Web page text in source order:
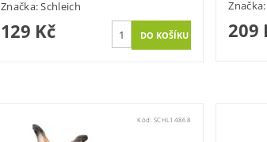
Značka:Schleich
129 Kč 209
Kód:SCHL14868